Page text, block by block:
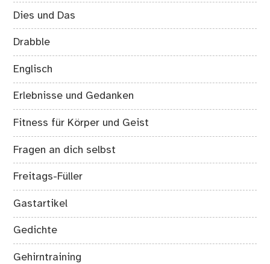
Dies und Das
Drabble
Englisch
Erlebnisse und Gedanken
Fitness für Körper und Geist
Fragen an dich selbst
Freitags-Füller
Gastartikel
Gedichte
Gehirntraining